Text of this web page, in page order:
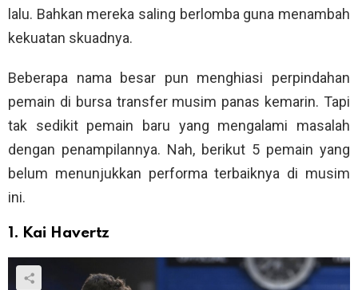
lalu. Bahkan mereka saling berlomba guna menambah
kekuatan skuadnya.
Beberapa nama besar pun menghiasi perpindahan
pemain di bursa transfer musim panas kemarin. Tapi
tak sedikit pemain baru yang mengalami masalah
dengan penampilannya. Nah, berikut 5 pemain yang
belum menunjukkan performa terbaiknya di musim
ini.
1. Kai Havertz